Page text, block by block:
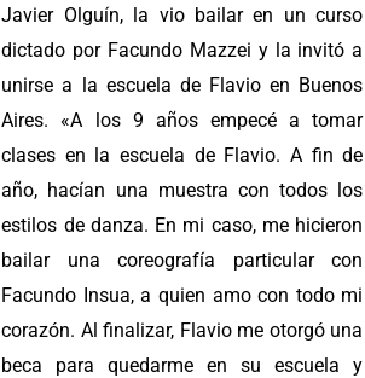
Javier Olguín, la vio bailar en un curso
dictado por Facundo Mazzei y la invitó a
unirse a la escuela de Flavio en Buenos
Aires. «A los 9 años empecé a tomar
clases en la escuela de Flavio. A fin de
año, hacían una muestra con todos los
estilos de danza. En mi caso, me hicieron
bailar una coreografía particular con
Facundo Insua, a quien amo con todo mi
corazón. Al finalizar, Flavio me otorgó una
beca para quedarme en su escuela y